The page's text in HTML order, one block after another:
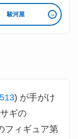
駿河屋
) が手がけ
ギの
フィギュア第